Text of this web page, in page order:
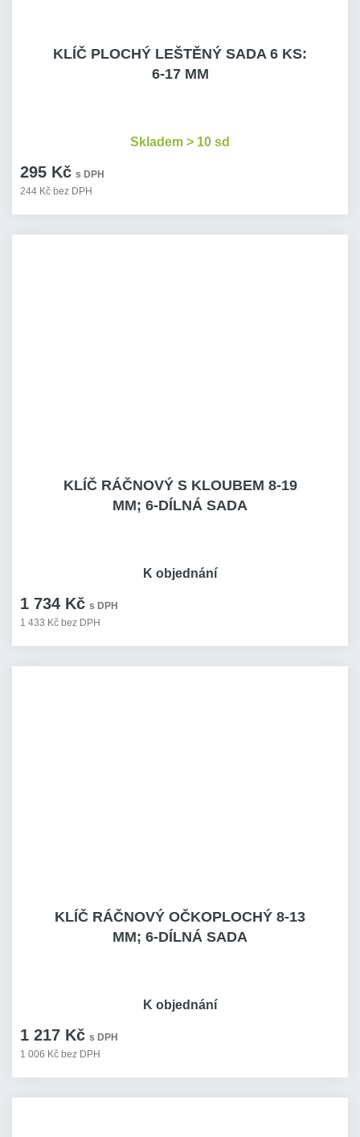
KLÍČ PLOCHÝ LEŠTĚNÝ SADA 6 KS:
6-17 MM
295 Kč s DPH
244 Kč bez DPH
Skladem > 10 sd
KLÍČ RÁČNOVÝ S KLOUBEM 8-19
MM; 6-DÍLNÁ SADA
1 734 Kč s DPH
1 433 Kč bez DPH
K objednání
KLÍČ RÁČNOVÝ OČKOPLOCHÝ 8-13
MM; 6-DÍLNÁ SADA
1 217 Kč s DPH
1 006 Kč bez DPH
K objednání